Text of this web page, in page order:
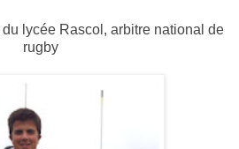
lycée Rascol, arbitre national de
rugby